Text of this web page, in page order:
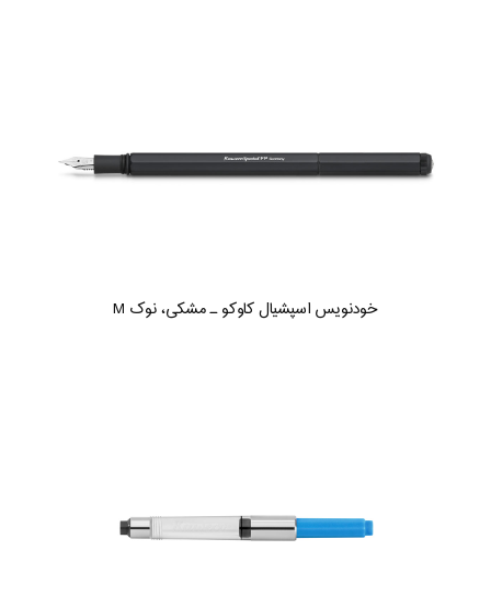
خودنویس اسپشیال کاوکو ـ مشکی، نوک M